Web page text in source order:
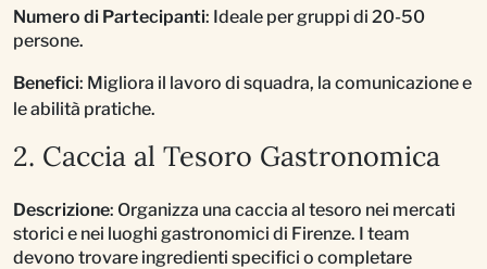
Numero di Partecipanti: Ideale per gruppi di 20-50
persone.
Benefici: Migliora il lavoro di squadra, la comunicazione e
le abilità pratiche.
2. Caccia al Tesoro Gastronomica
Descrizione: Organizza una caccia al tesoro nei mercati
storici e nei luoghi gastronomici di Firenze. I team
devono trovare ingredienti specifici o completare